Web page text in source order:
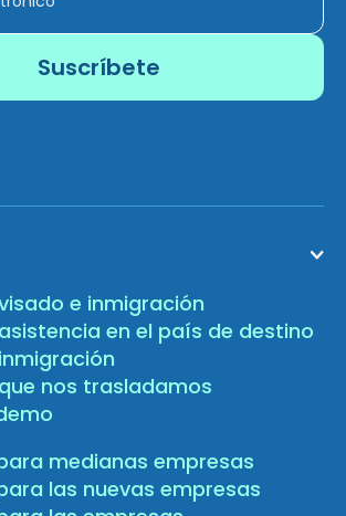
e inmigración
en el país de destino
nos trasladamos
medianas empresas
las nuevas empresas